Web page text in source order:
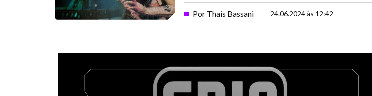
Por Thais Bassani 24.06.2024 às 12:42